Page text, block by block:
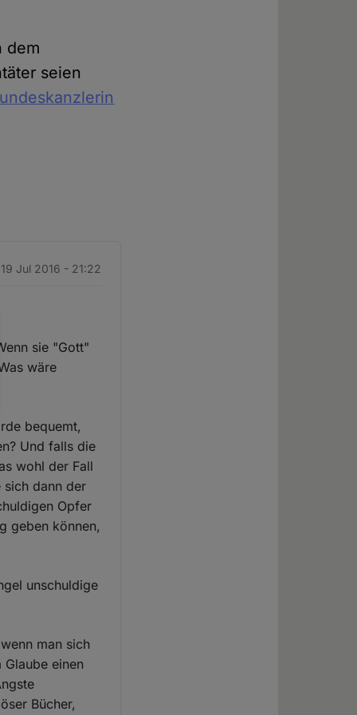
dem
seien
Jul 2016 - 21:22
sie "Gott"
wäre
bequemt,
Und falls die
wohl der Fall
sich dann der
Opfer
geben können,
unschuldige
man sich
einen
Bücher,